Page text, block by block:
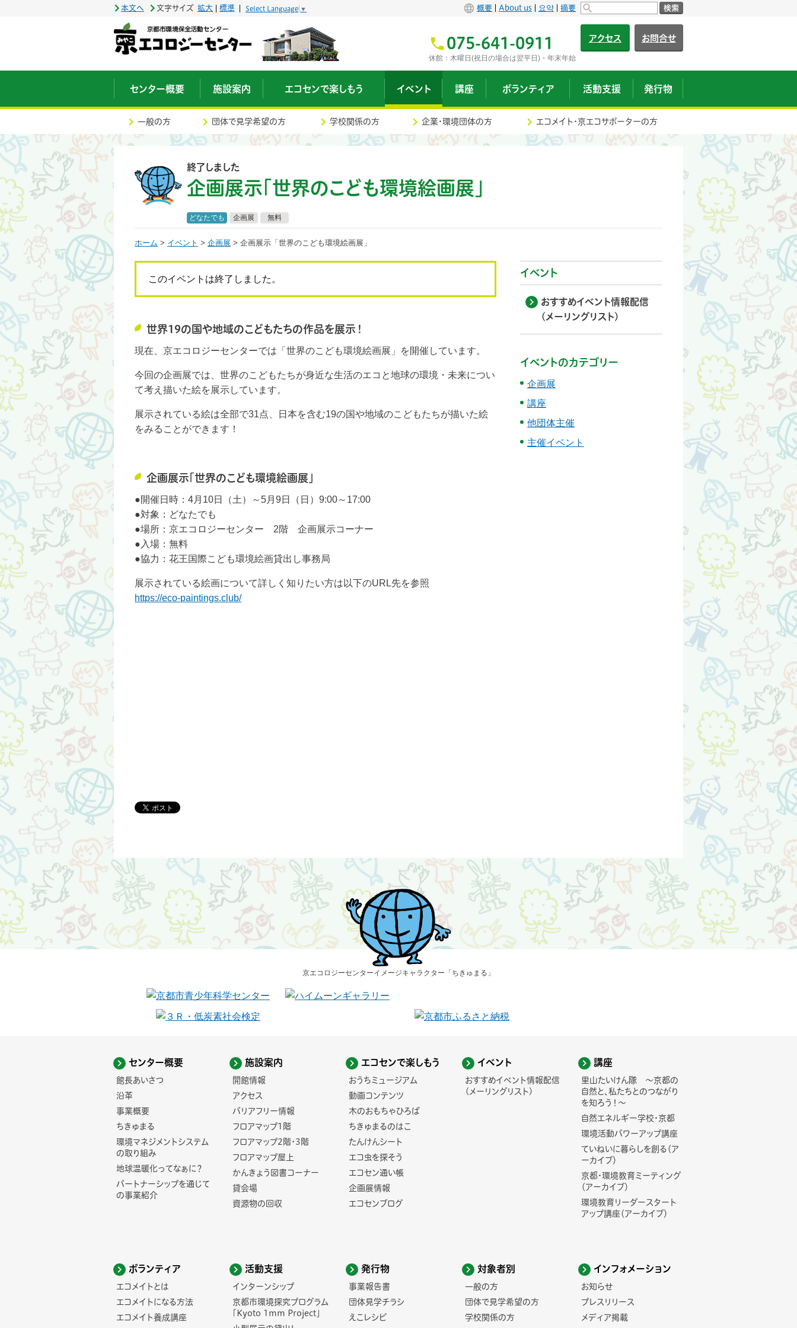
本文へ 文字サイズ 拡大 標準 Select Language ▼ 概要 About us 요약 摘要 検索
075-641-0911
休館：木曜日(祝日の場合は翌平日)・年末年始
アクセス お問合せ
センター概要 施設案内 エコセンで楽しもう イベント 講座 ボランティア 活動支援 発行物
一般の方 団体で見学希望の方 学校関係の方 企業・環境団体の方 エコメイト・京エコサポーターの方
終了しました
企画展示「世界のこども環境絵画展」
どなたでも 企画展 無料
ホーム > イベント >企画展 > 企画展示「世界のこども環境絵画展」
このイベントは終了しました。
世界19の国や地域のこどもたちの作品を展示！
現在、京エコロジーセンターでは「世界のこども環境絵画展」を開催しています。
今回の企画展では、世界のこどもたちが身近な生活のエコと地球の環境・未来につい
て考え描いた絵を展示しています。
展示されている絵は全部で31点、日本を含む19の国や地域のこどもたちが描いた絵
をみることができます！
企画展示「世界のこども環境絵画展」
●開催日時：4月10日（土）～5月9日（日）9:00～17:00
●対象：どなたでも
●場所：京エコロジーセンター 2階 企画展示コーナー
●入場：無料
●協力：花王国際こども環境絵画貸出し事務局
展示されている絵画について詳しく知りたい方は以下のURL先を参照
https://eco-paintings.club/
イベント
おすすめイベント情報配信
(メーリングリスト)
イベントのカテゴリー
企画展
講座
他団体主催
主催イベント
京エコロジーセンターイメージキャラクター 「ちきゅまる」
センター概要
館長あいさつ
沿革
事業概要
ちきゅまる
環境マネジメントシステム
の取り組み
地球温暖化ってなぁに？
パートナーシップを通じて
の事業紹介
施設案内
開館情報
アクセス
バリアフリー情報
フロアマップ1階
フロアマップ2階・3階
フロアマップ屋上
かんきょう図書コーナー
貸会場
資源物の回収
エコセンで楽しもう
おうちミュージアム
動画コンテンツ
木のおもちゃひろば
ちきゅまるのはこ
たんけんシート
エコ虫を探そう
エコセン通い帳
企画展情報
エコセンブログ
イベント
おすすめイベント情報配信
(メーリングリスト)
講座
里山たいけん隊 ～京都の
自然と、私たちとのつながり
を知ろう！～
自然エネルギー学校・京都
環境活動パワーアップ講座
ていねいに暮らしを創る（ア
ーカイブ）
京都・環境教育ミーティング
（アーカイブ）
環境教育リーダースタート
アップ講座（アーカイブ）
ボランティア
エコメイトとは
エコメイトになる方法
エコメイト養成講座
活動支援
インターンシップ
京都市環境探究プログラム
「Kyoto 1mm Project」
発行物
事業報告書
団体見学チラシ
えこレシピ
対象者別
一般の方
団体で見学希望の方
学校関係の方
インフォメーション
お知らせ
プレスリリース
メディア掲載